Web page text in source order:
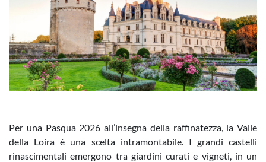
Per una Pasqua 2026 all’insegna della raffinatezza, la Valle
della Loira è una scelta intramontabile. I grandi castelli
rinascimentali emergono tra giardini curati e vigneti, in un